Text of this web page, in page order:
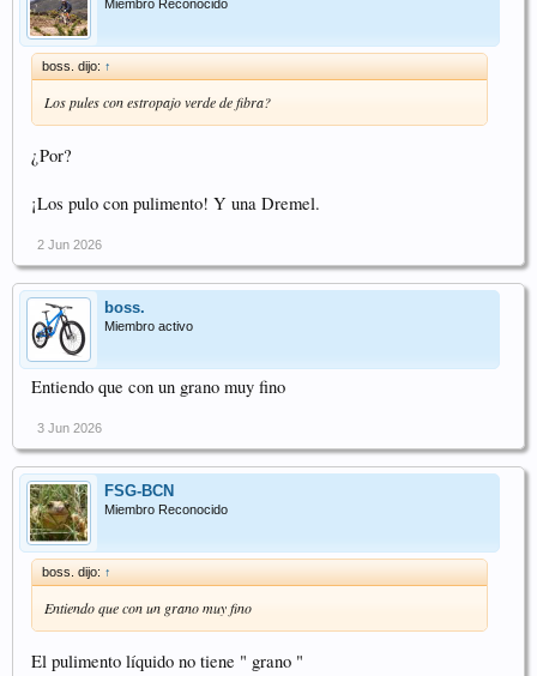
Miembro Reconocido
boss. dijo: ↑
Los pules con estropajo verde de fibra?
¿Por?
¡Los pulo con pulimento! Y una Dremel.
2 Jun 2026
boss.
Miembro activo
Entiendo que con un grano muy fino
3 Jun 2026
FSG-BCN
Miembro Reconocido
boss. dijo: ↑
Entiendo que con un grano muy fino
El pulimento líquido no tiene " grano "